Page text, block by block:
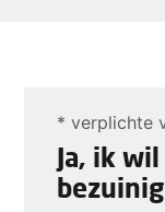
* verplichte
Ja, ik